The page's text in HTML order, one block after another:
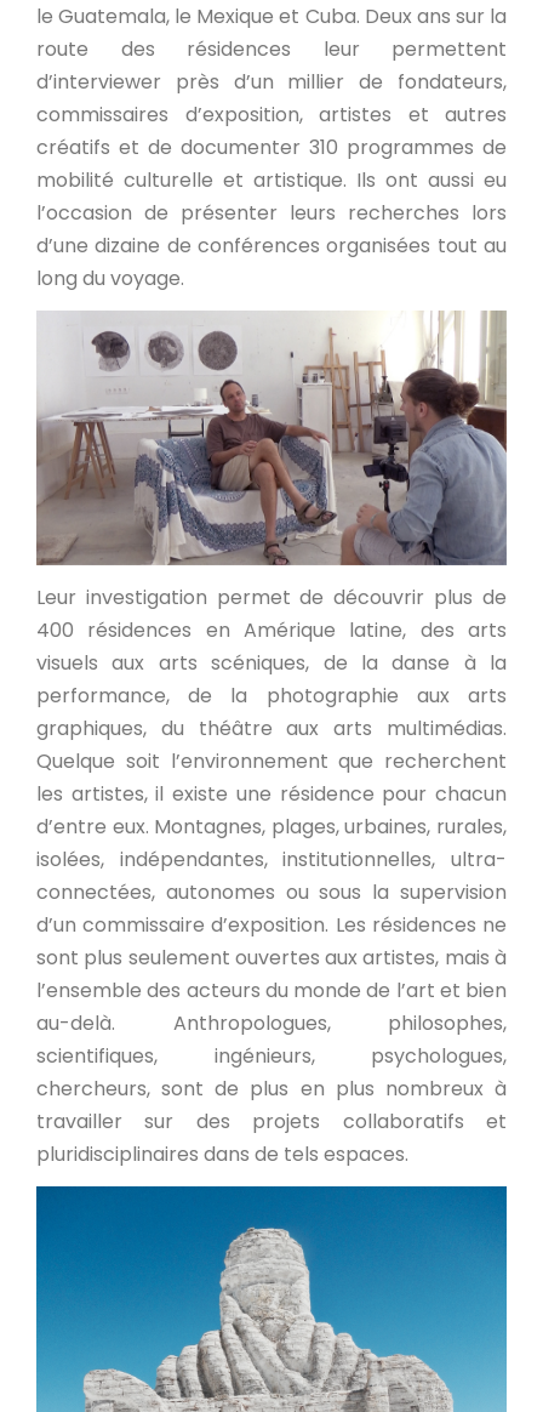
le Guatemala, le Mexique et Cuba. Deux ans sur la
route des résidences leur permettent
d’interviewer près d’un millier de fondateurs,
commissaires d’exposition, artistes et autres
créatifs et de documenter 310 programmes de
mobilité culturelle et artistique. Ils ont aussi eu
l’occasion de présenter leurs recherches lors
d’une dizaine de conférences organisées tout au
long du voyage.
Leur investigation permet de découvrir plus de
400 résidences en Amérique latine, des arts
visuels aux arts scéniques, de la danse à la
performance, de la photographie aux arts
graphiques, du théâtre aux arts multimédias.
Quelque soit l’environnement que recherchent
les artistes, il existe une résidence pour chacun
d’entre eux. Montagnes, plages, urbaines, rurales,
isolées, indépendantes, institutionnelles, ultra-
connectées, autonomes ou sous la supervision
d’un commissaire d’exposition. Les résidences ne
sont plus seulement ouvertes aux artistes, mais à
l’ensemble des acteurs du monde de l’art et bien
au-delà. Anthropologues, philosophes,
scientifiques, ingénieurs, psychologues,
chercheurs, sont de plus en plus nombreux à
travailler sur des projets collaboratifs et
pluridisciplinaires dans de tels espaces.